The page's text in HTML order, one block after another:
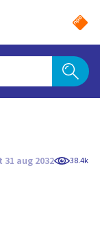
aug 2032 38.4k